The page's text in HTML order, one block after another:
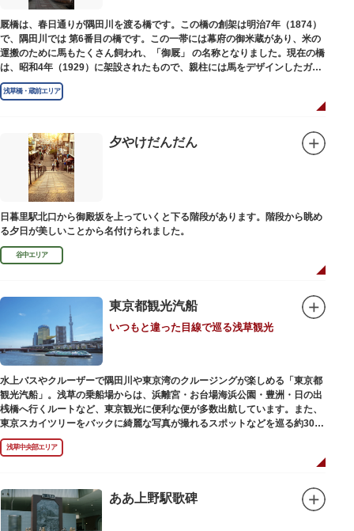
厩橋は、春日通りが隅田川を渡る橋です。この橋の創架は明治7年（1874）
で、隅田川では 第6番目の橋です。この一帯には幕府の御米蔵があり、米の
運搬のために馬もたくさん飼われ、「御厩」 の名称となりました。現在の橋
は、昭和4年（1929）に架設されたもので、親柱には馬をデザインしたガラ
ス細工が組み込まれています。
浅草橋・蔵前エリア
夕やけだんだん
日暮里駅北口から御殿坂を上っていくと下る階段があります。階段から眺め
る夕日が美しいことから名付けられました。
谷中エリア
東京都観光汽船
いつもと違った目線で巡る浅草観光
水上バスやクルーザーで隅田川や東京湾のクルージングが楽しめる「東京都
観光汽船」。浅草の乗船場からは、浜離宮・お台場海浜公園・豊洲・日の出
桟橋へ行くルートなど、東京観光に便利な便が多数出航しています。また、
東京スカイツリーをバックに綺麗な写真が撮れるスポットなどを巡る約30分
の「浅草周遊コース」も。初日の出やお花見、隅田川花火大会、クリスマス
などのイベント時は、いつもと違う目線から東京の景色を堪能できるイベン
や、約300人が乗船可能なアメリカンな大型船など多種多様な船体も魅力。
目的や人数にあわせてコースや時間帯を選べるチャータークルーズも行われ
ています。
浅草中央部エリア
ああ上野駅歌碑